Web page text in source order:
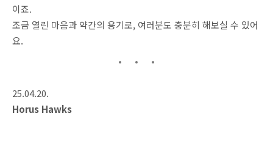
이죠.
조금 열린 마음과 약간의 용기로, 여러분도 충분히 해보실 수 있어
요.
25.04.20.
Horus Hawks